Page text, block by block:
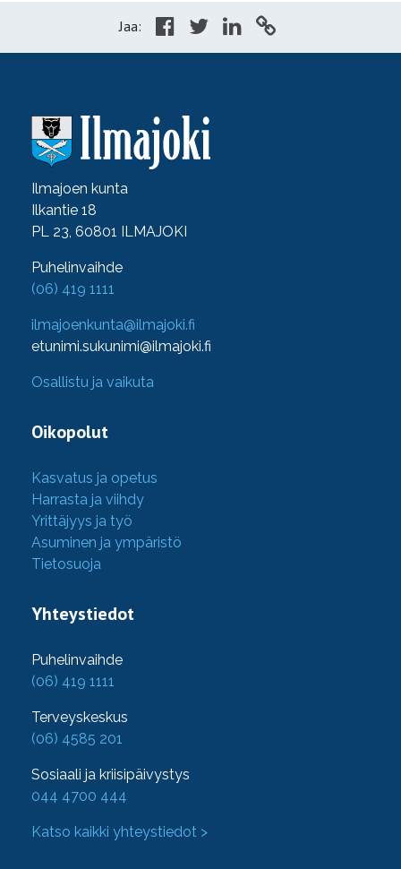
Jaa:
Ilmajoen kunta
Ilkantie 18
PL 23, 60801 ILMAJOKI
Puhelinvaihde
(06) 419 1111
ilmajoenkunta@ilmajoki.fi
etunimi.sukunimi@ilmajoki.fi
Osallistu ja vaikuta
Oikopolut
Kasvatus ja opetus
Harrasta ja viihdy
Yrittäjyys ja työ
Asuminen ja ympäristö
Tietosuoja
Yhteystiedot
Puhelinvaihde
(06) 419 1111
Terveyskeskus
(06) 4585 201
Sosiaali ja kriisipäivystys
044 4700 444
Katso kaikki yhteystiedot >